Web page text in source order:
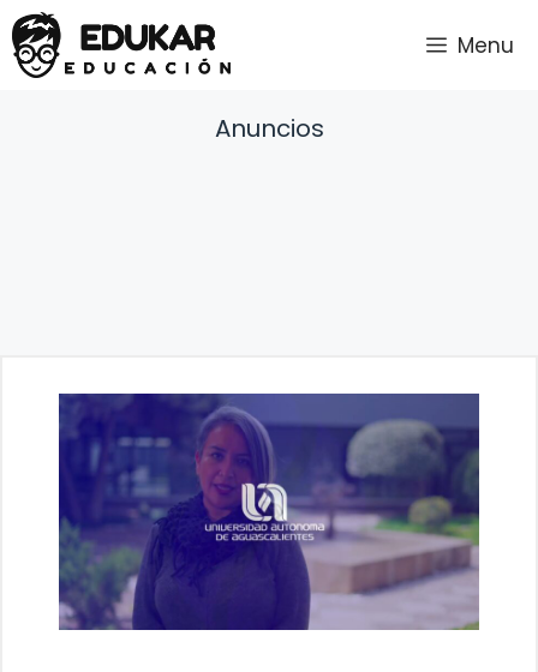
Saltar
al
contenido
Menu
Anuncios